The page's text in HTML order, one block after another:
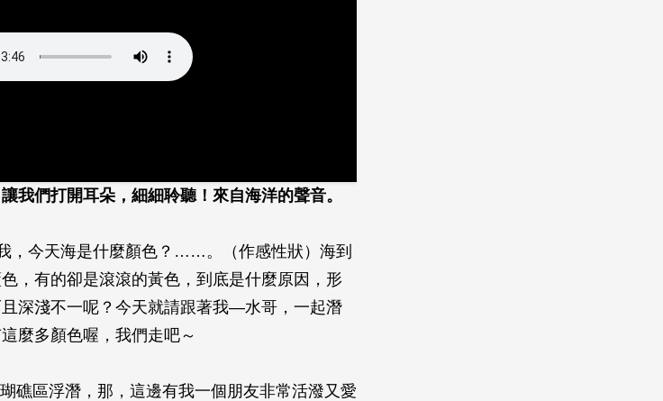
我們打開耳朵，細細聆聽！來自海洋的聲音。
，今天海是什麼顏色？……。（作感性狀）海到
，有的卻是滾滾的黃色，到底是什麼原因，形
深淺不一呢？今天就請跟著我—水哥，一起潛
麼多顏色喔，我們走吧～
礁區浮潛，那，這邊有我一個朋友非常活潑又愛